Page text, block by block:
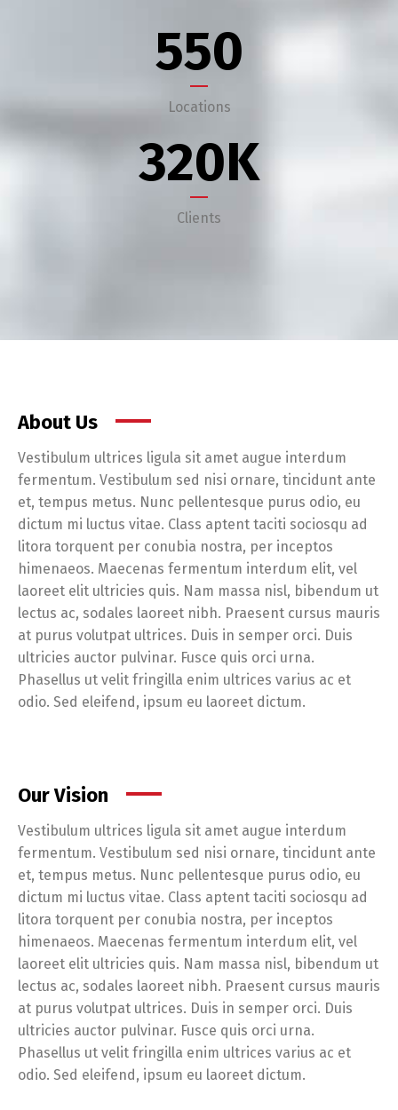
550
Locations
320K
Clients
About Us
Vestibulum ultrices ligula sit amet augue interdum
fermentum. Vestibulum sed nisi ornare, tincidunt ante
et, tempus metus. Nunc pellentesque purus odio, eu
dictum mi luctus vitae. Class aptent taciti sociosqu ad
litora torquent per conubia nostra, per inceptos
himenaeos. Maecenas fermentum interdum elit, vel
laoreet elit ultricies quis. Nam massa nisl, bibendum ut
lectus ac, sodales laoreet nibh. Praesent cursus mauris
at purus volutpat ultrices. Duis in semper orci. Duis
ultricies auctor pulvinar. Fusce quis orci urna.
Phasellus ut velit fringilla enim ultrices varius ac et
odio. Sed eleifend, ipsum eu laoreet dictum.
Our Vision
Vestibulum ultrices ligula sit amet augue interdum
fermentum. Vestibulum sed nisi ornare, tincidunt ante
et, tempus metus. Nunc pellentesque purus odio, eu
dictum mi luctus vitae. Class aptent taciti sociosqu ad
litora torquent per conubia nostra, per inceptos
himenaeos. Maecenas fermentum interdum elit, vel
laoreet elit ultricies quis. Nam massa nisl, bibendum ut
lectus ac, sodales laoreet nibh. Praesent cursus mauris
at purus volutpat ultrices. Duis in semper orci. Duis
ultricies auctor pulvinar. Fusce quis orci urna.
Phasellus ut velit fringilla enim ultrices varius ac et
odio. Sed eleifend, ipsum eu laoreet dictum.